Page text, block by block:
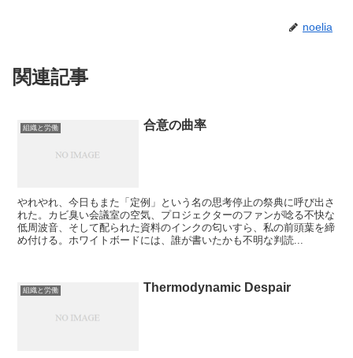
noelia
関連記事
組織と労働 合意の曲率
やれやれ、今日もまた「定例」という名の思考停止の祭典に呼び出さ
れた。カビ臭い会議室の空気、プロジェクターのファンが唸る不快な
低周波音、そして配られた資料のインクの匂いすら、私の前頭葉を締
め付ける。ホワイトボードには、誰が書いたかも不明な判読...
組織と労働 Thermodynamic Despair